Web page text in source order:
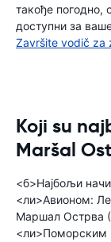
такође погодно,
доступни за
Završite vodič za
Koji su
Maršal
<б>Најбољи
<ли>Авионом:
Маршал Острва
<ли>Поморским